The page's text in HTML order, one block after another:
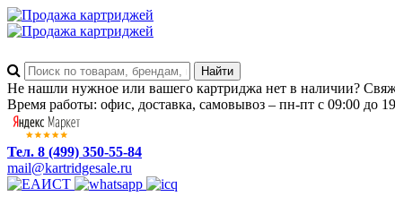
Не нашли нужное или вашего картриджа нет в наличии?
Время работы: офис, доставка, самовывоз – пн-пт с 09:00 до
Тел. 8 (499) 350-55-84
mail@kartridgesale.ru